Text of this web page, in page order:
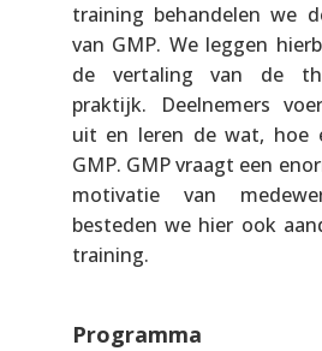
training behandelen we
van GMP. We leggen
de vertaling van de
praktijk. Deelnemers
uit en leren de wat, hoe
GMP. GMP vraagt een
motivatie van
besteden we hier ook
training.
Programma